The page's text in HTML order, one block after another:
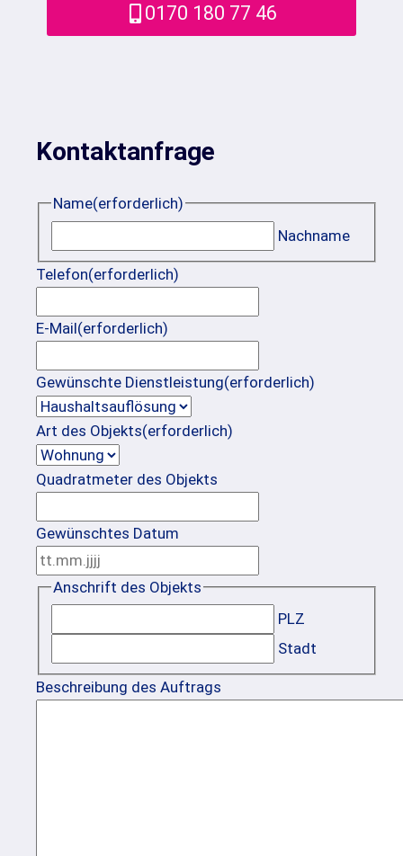
0170 180 77 46
Kontaktanfrage
Name(erforderlich)
Nachname
Telefon(erforderlich)
E-Mail(erforderlich)
Gewünschte Dienstleistung(erforderlich)
Art des Objekts(erforderlich)
Quadratmeter des Objekts
Gewünschtes Datum
Punkt
MM
Punkt
JJJJ
Anschrift des Objekts
PLZ
Stadt
Beschreibung des Auftrags